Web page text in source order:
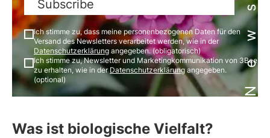
Subscribe
Ich stimme zu, dass meine personenbezogenen Daten für den
Versand des Newsletters verarbeitet werden, wie in der
Datenschutzerklärung angegeben. (obligatorisch)
Ich stimme zu, Newsletter und Marketingkommunikation von 3Bee
zu erhalten, wie in derDatenschutzerklärungangegeben.
(optional)
Was ist biologische Vielfalt?